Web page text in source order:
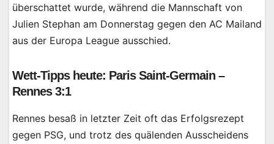
überschattet wurde, während die Mannschaft von
Julien Stephan am Donnerstag gegen den AC Mailand
aus der Europa League ausschied.
Wett-Tipps heute: Paris Saint-Germain –
Rennes 3:1
Rennes besaß in letzter Zeit oft das Erfolgsrezept
gegen PSG, und trotz des quälenden Ausscheidens